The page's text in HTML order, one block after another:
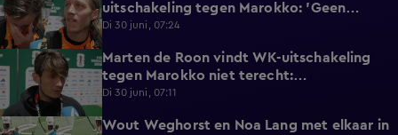
uitschakeling tegen Marokko: 'Geen
moment rekening mee gehouden'
Di 30 juni, 07:24
3:26
Marten de Roon vindt WK-uitschakeling
tegen Marokko niet terecht:
'Gelijkwaardige pot'
Di 30 juni, 07:11
2:58
Wout Weghorst en Noa Lang met elkaar in